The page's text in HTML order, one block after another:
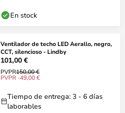
En stock
Ventilador de techo LED Aerallo, negro,
CCT, silencioso - Lindby
101,00 €
PVPR150,00 €
PVPR -49,00 €
Tiempo de entrega: 3 - 6 días
laborables